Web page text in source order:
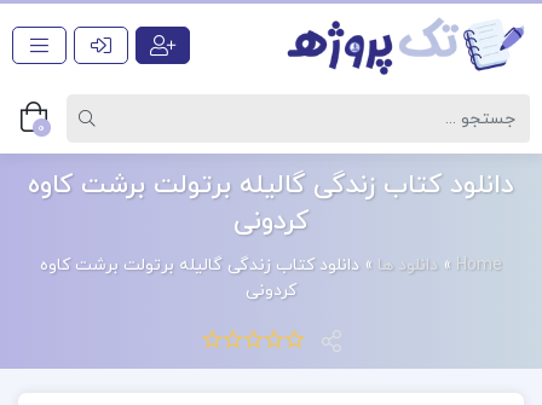
0
دانلود کتاب زندگی‌ گالیله برتولت برشت کاوه
کردونی
Home
» دانلود ها » دانلود کتاب زندگی‌ گالیله برتولت برشت کاوه
کردونی